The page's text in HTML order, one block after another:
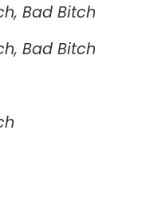
Bad Bitch
Bad Bitch